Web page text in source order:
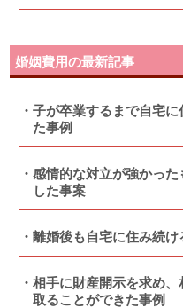
婚姻費用の最新記事
子が卒業するまで自宅
た事例
感情的な対立が強かっ
した事案
離婚後も自宅に住み続
相手に財産開示を求め
取ることができた事例